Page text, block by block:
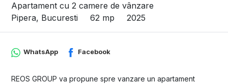
Apartament cu 2 camere de vânzare
Pipera, Bucuresti
62 mp 2025
WhatsApp Facebook
REOS GROUP va propune spre vanzare un apartament